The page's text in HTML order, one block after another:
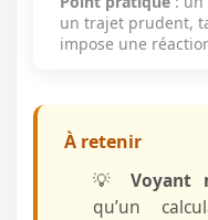
un trajet prudent,
impose une
À retenir
💡 Voyant
qu’un